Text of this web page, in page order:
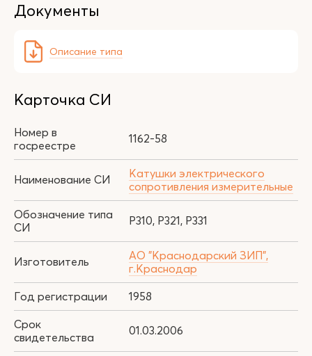
Документы
Описание типа
Карточка СИ
Номер в
госреестре
1162-58
Наименование СИ
Катушки электрического
сопротивления измерительные
Обозначение типа
СИ
Р310, Р321, Р331
Изготовитель
АО "Краснодарский ЗИП",
г.Краснодар
Год регистрации
1958
Срок
свидетельства
01.03.2006